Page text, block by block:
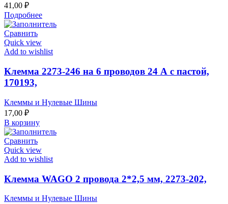
41,00 ₽
Подробнее
Сравнить
Quick view
Add to wishlist
Клемма 2273-246 на 6 проводов 24 А с пастой,
170193,
Клеммы и Нулевые Шины
17,00 ₽
В корзину
Сравнить
Quick view
Add to wishlist
Клемма WAGO 2 провода 2*2,5 мм, 2273-202,
Клеммы и Нулевые Шины